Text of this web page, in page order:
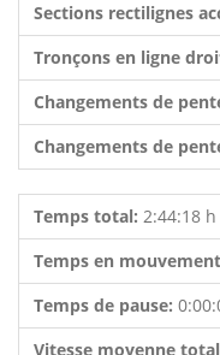
Sections rectilignes
Tronçons en ligne
Changements de
Changements de
Temps total: 2:44:18 h
Temps en
Temps de pause:
Vitesse moyenne